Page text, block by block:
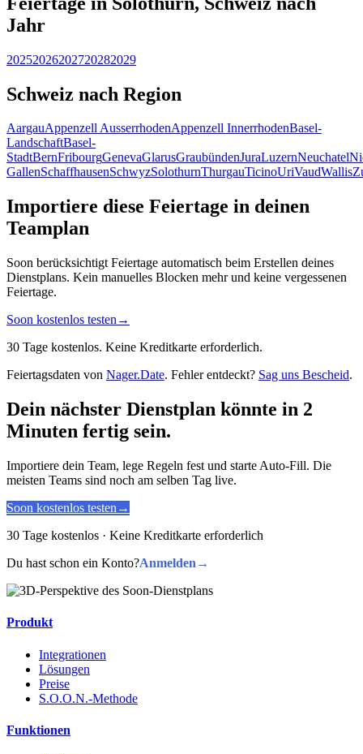
Jahr
20252026202720282029
Schweiz nach Region
AargauAppenzell AusserrhodenAppenzell InnerrhodenBasel-
LandschaftBasel-
StadtBernFribourgGenevaGlarusGraubündenJuraLuzernNeuchatel
GallenSchaffhausenSchwyzSolothurnThurgauTicinoUriVaudWallis
Importiere diese Feiertage in deinen
Teamplan
Soon berücksichtigt Feiertage automatisch beim Erstellen deines
Dienstplans. Kein manuelles Blocken mehr und keine vergessenen
Feiertage.
Soon kostenlos testen →
30 Tage kostenlos. Keine Kreditkarte erforderlich.
Feiertagsdaten von Nager.Date. Fehler entdeckt? Sag uns Bescheid.
Dein nächster Dienstplan könnte in 2
Minuten fertig sein.
Importiere dein Team, lege Regeln fest und starte Auto-Fill. Die
meisten Teams sind noch am selben Tag live.
Soon kostenlos testen →
30 Tage kostenlos · Keine Kreditkarte erforderlich
Du hast schon ein Konto?Anmelden →
Produkt
Integrationen
Lösungen
Preise
S.O.O.N.-Methode
Funktionen